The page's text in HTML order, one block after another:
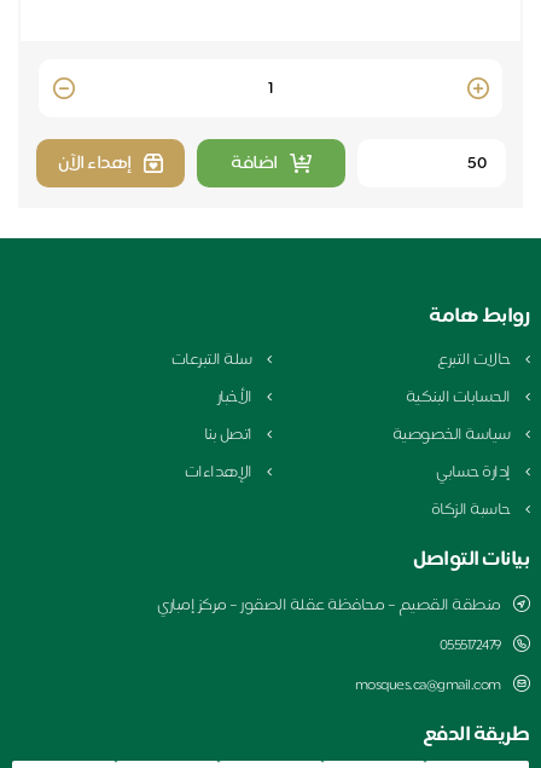
Quantity
اضافة إهداء الآن
روابط هامة
حالات التبرع
سلة التبرعات
الحسابات البنكية
الأخبار
سياسة الخصوصية
اتصل بنا
إدارة حسابي
الإهداءات
حاسبة الزكاة
بيانات التواصل
منطقة القصيم – محافظة عقلة الصقور – مركز إمباري
0555172479
mosques.ca@gmail.com
طريقة الدفع